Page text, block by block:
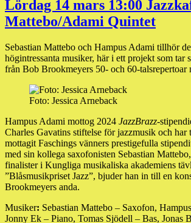
Lördag 14 mars 13:00
Mattebo/Adami Quintet
Sebastian Mattebo och Hampus Adami tillhör
högintressanta musiker, här i ett projekt som tar
från Bob Brookmeyers 50- och 60-talsrepertoar
Foto: Jessica Arneback
Hampus Adami mottog 2024 JazzBrazz-
Charles Gavatins stiftelse för jazzmusik och har
mottagit Faschings vänners prestigefulla
med sin kollega saxofonisten Sebastian
finalister i Kungliga musikaliska akademiens
”Blåsmusikpriset Jazz”, bjuder han in till en
Brookmeyers anda.
Musiker: Sebastian Mattebo – Saxofon,
Jonny Ek – Piano, Tomas Sjödell – Bas, Jonas